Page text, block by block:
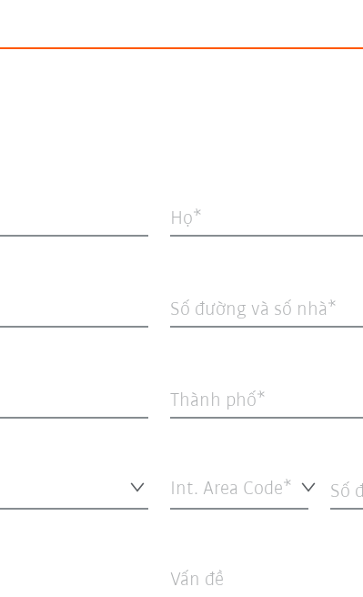
Họ
Số đường và số nhà
Thành phố
Int. Area Code* Số
Vấn đề